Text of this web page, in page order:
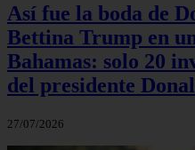
Así fue la boda de
Bettina Trump en
Bahamas: solo 20
del presidente
27/07/2026